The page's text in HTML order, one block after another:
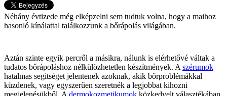
Néhány évtizede még elképzelni sem tudtuk volna, hogy a maihoz
hasonló kínálattal találkozzunk a bőrápolás világában.
Aztán szinte egyik percről a másikra, nálunk is elérhetővé váltak a
tudatos bőrápoláshoz nélkülözhetetlen készítmények. A szérumok
hatalmas segítséget jelentenek azoknak, akik bőrproblémákkal
küzdenek, vagy egyszerűen szeretnék a legjobbat kihozni
megjelenésükből. A dermokozmetikumok közkedvelt választékában